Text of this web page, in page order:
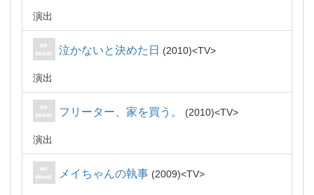
演出
泣かないと決めた日 2010 TV
演出
フリーター、家を買う。 2010 TV
演出
メイちゃんの執事 2009 TV